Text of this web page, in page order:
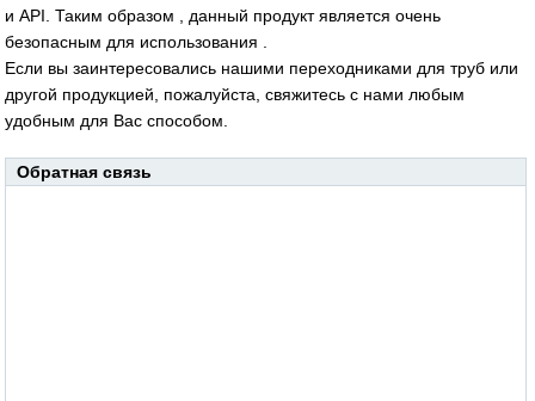
и API. Таким образом , данный продукт является очень
безопасным для использования .
Если вы заинтересовались нашими переходниками для труб или
другой продукцией, пожалуйста, свяжитесь с нами любым
удобным для Вас способом.
Обратная связь